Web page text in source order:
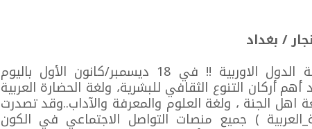
/ بغداد
احتفل العالم اليوم جميعا وخاصة الدول الاوربية !! في 18 ديسمبر/كانون الأول باليوم
أهم أركان التنوع الثقافي للبشرية، ولغة الحضارة العربية
اهل الجنة ، ولغة العلوم والمعرفة والآداب..وقد تصدرت
) جميع منصات التواصل الاجتماعي في الكون